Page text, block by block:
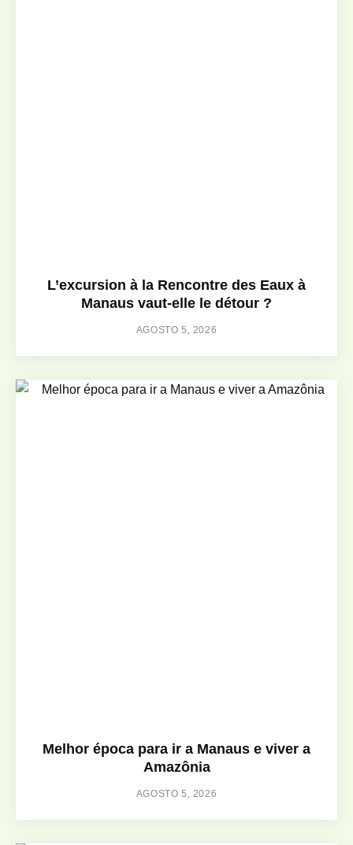
L’excursion à la Rencontre des Eaux à
Manaus vaut-elle le détour ?
AGOSTO 5, 2026
Melhor época para ir a Manaus e viver a
Amazônia
AGOSTO 5, 2026